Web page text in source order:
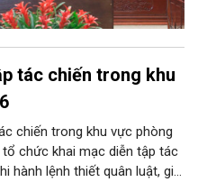
tác chiến trong khu
chiến trong khu vực phòng
chức khai mạc diễn tập tác
hành lệnh thiết quân luật, giới